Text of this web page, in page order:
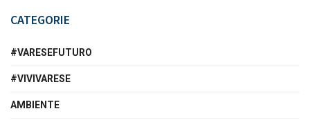
CATEGORIE
#VARESEFUTURO
#VIVIVARESE
AMBIENTE